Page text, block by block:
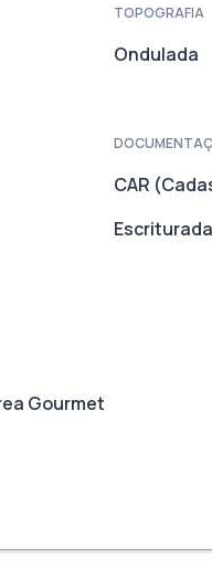
TOPOGRAFIA
Ondulada
CAR
Gourmet